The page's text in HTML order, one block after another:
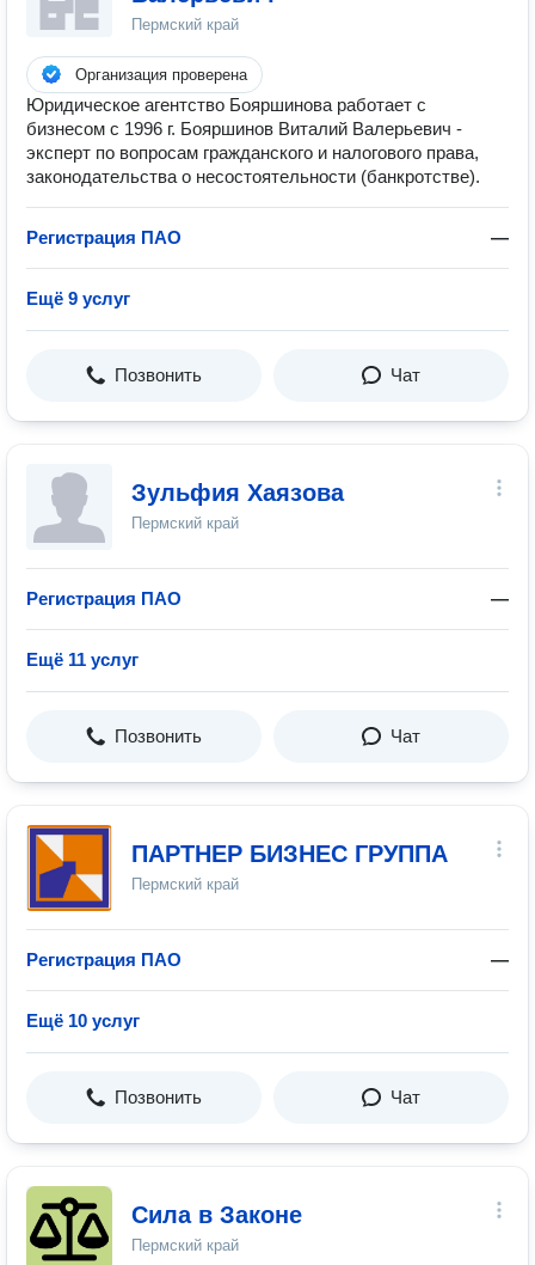
Пермский край
Организация проверена
Юридическое агентство Бояршинова работает с
бизнесом с 1996 г. Бояршинов Виталий Валерьевич -
эксперт по вопросам гражданского и налогового права,
законодательства о несостоятельности (банкротстве).
Регистрация ПАО —
Ещё 9 услуг
Позвонить Чат
Зульфия Хаязова
Пермский край
Регистрация ПАО —
Ещё 11 услуг
Позвонить Чат
ПАРТНЕР БИЗНЕС ГРУППА
Пермский край
Регистрация ПАО —
Ещё 10 услуг
Позвонить Чат
Сила в Законе
Пермский край